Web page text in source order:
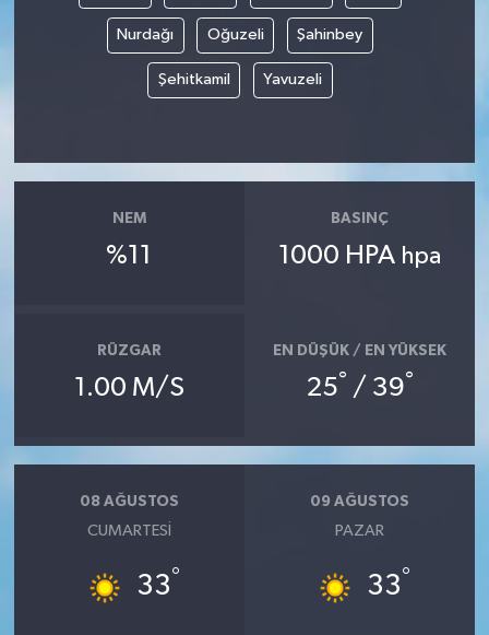
Nurdağı Oğuzeli Şahinbey
Şehitkamil Yavuzeli
NEM
%11
BASINÇ
1000 HPA hpa
RÜZGAR
1.00 M/S
EN DÜŞÜK / EN YÜKSEK
25° / 39°
08 AĞUSTOS
CUMARTESI
33°
09 AĞUSTOS
PAZAR
33°